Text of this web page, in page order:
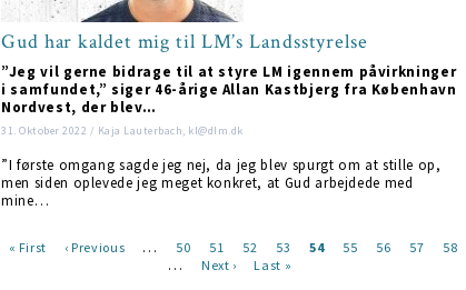
Gud har kaldet mig til LM’s Landsstyrelse
”Jeg vil gerne bidrage til at styre LM igennem påvirkninger
i samfundet,” siger 46-årige Allan Kastbjerg fra København
Nordvest, der blev…
31. Oktober 2022 / Kaja Lauterbach, kl@dlm.dk
”I første omgang sagde jeg nej, da jeg blev spurgt om at stille op,
men siden oplevede jeg meget konkret, at Gud arbejdede med
mine…
First
« First
Previous
‹ Previous … Page
50 Page
51 Page
52 Page
53
Current
54 Page
55 Page
56 Page
57 Page
58
…
Next
Next ›
Last
Last »